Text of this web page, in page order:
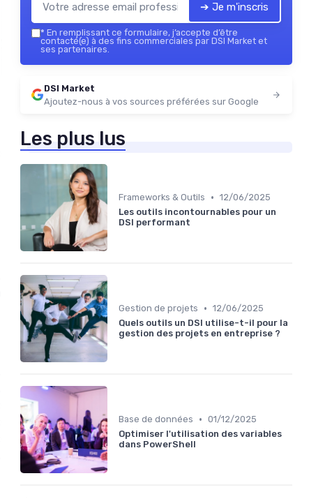
➔ Je m'inscris
* En remplissant ce formulaire, j’accepte d’être
contacté(e) à des fins commerciales par DSI Market et
ses partenaires.
DSI Market
Ajoutez-nous à vos sources préférées sur Google
Les plus lus
Frameworks & Outils • 12/06/2025
Les outils incontournables pour un
DSI performant
Gestion de projets • 12/06/2025
Quels outils un DSI utilise-t-il pour la
gestion des projets en entreprise ?
Base de données • 01/12/2025
Optimiser l'utilisation des variables
dans PowerShell